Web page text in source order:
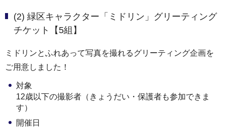
(2) 緑区キャラクター「ミドリン」グリーティング
チケット【5組】
ミドリンとふれあって写真を撮れるグリーティング企画を
ご用意しました！
対象
12歳以下の撮影者（きょうだい・保護者も参加できま
す）
開催日